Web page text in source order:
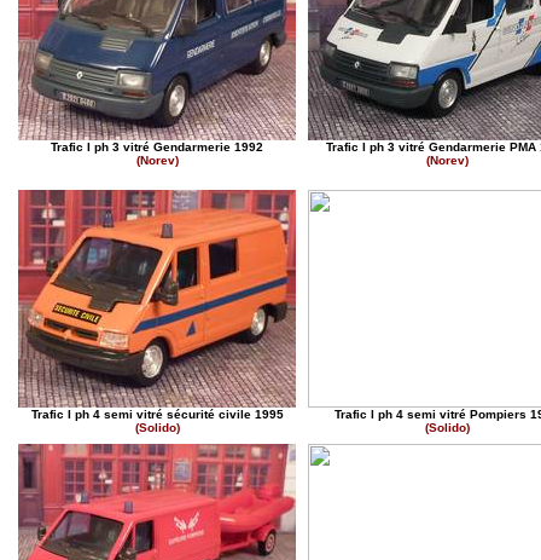
Trafic I ph 3 vitré Gendarmerie 1992
(Norev)
Trafic I ph 3 vitré Gendarmerie PMA
(Norev)
Trafic I ph 4 semi vitré sécurité civile 1995
(Solido)
Trafic I ph 4 semi vitré Pompiers
(Solido)